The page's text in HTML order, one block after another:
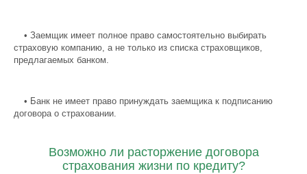
• Заемщик имеет полное право самостоятельно выбирать
страховую компанию, а не только из списка страховщиков,
предлагаемых банком.
• Банк не имеет право принуждать заемщика к подписанию
договора о страховании.
Возможно ли расторжение договора
страхования жизни по кредиту?